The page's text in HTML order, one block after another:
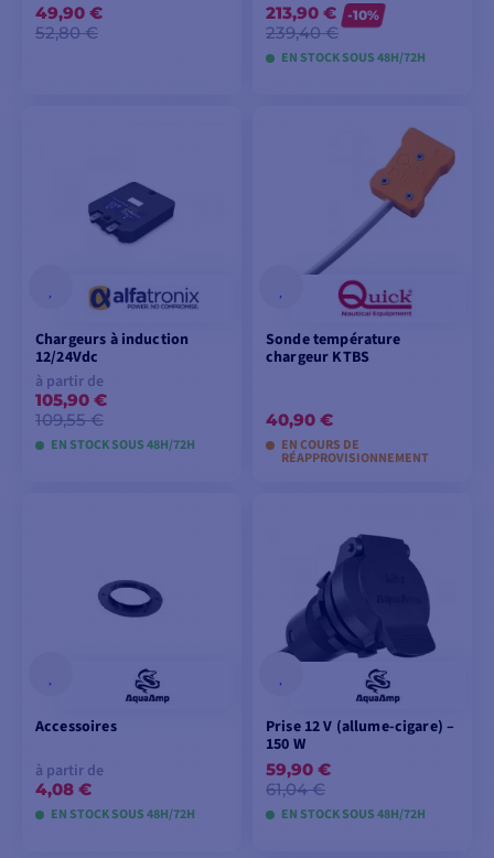
49,90 €
52,80 €
213,90 €
239,40 €
-10%
EN STOCK SOUS 48H/72H
AJOUTER AU
PANIER
Chargeurs à induction
12/24Vdc
à partir de
105,90 €
109,55 €
EN STOCK SOUS 48H/72H
Sonde température
chargeur KTBS
40,90 €
EN COURS DE
RÉAPPROVISIONNEMENT
PANIER
Accessoires
à partir de
4,08 €
EN STOCK SOUS 48H/72H
Prise 12 V (allume-cigare) –
150 W
59,90 €
61,04 €
EN STOCK SOUS 48H/72H